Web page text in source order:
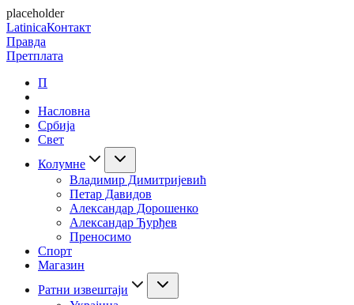
placeholder
LatinicaКонтакт
Правда
Претплата
П
Насловна
Србија
Свет
Колумне
Владимир Димитријевић
Петар Давидов
Александар Дорошенко
Александар Ђурђев
Преносимо
Спорт
Магазин
Ратни извештаји